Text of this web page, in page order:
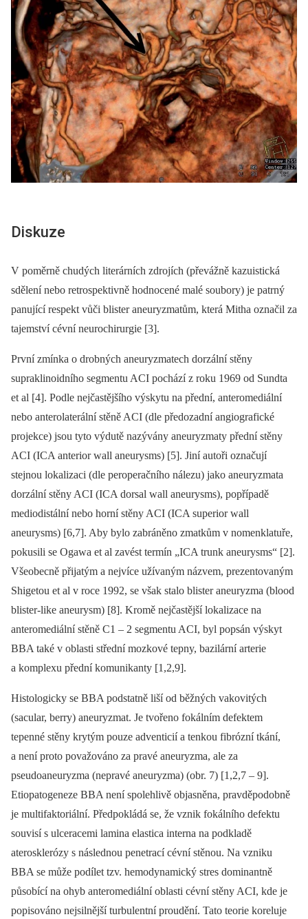
Diskuze
V poměrně chudých literárních zdrojích (převážně kazuistická
sdělení nebo retrospektivně hodnocené malé soubory) je patrný
panující respekt vůči blister aneuryzmatům, která Mitha označil za
tajemství cévní neurochirurgie [3].
První zmínka o drobných aneuryzmatech dorzální stěny
supraklinoidního segmentu ACI pochází z roku 1969 od Sundta
et al [4]. Podle nejčastějšího výskytu na přední, anteromediální
nebo anterolaterální stěně ACI (dle předozadní angiografické
projekce) jsou tyto výdutě nazývány aneuryzmaty přední stěny
ACI (ICA anterior wall aneurysms) [5]. Jiní autoři označují
stejnou lokalizaci (dle peroperačního nálezu) jako aneuryzmata
dorzální stěny ACI (ICA dorsal wall aneurysms), popřípadě
mediodistální nebo horní stěny ACI (ICA superior wall
aneurysms) [6,7]. Aby bylo zabráněno zmatkům v nomenklatuře,
pokusili se Ogawa et al zavést termín „ICA trunk aneurysms“ [2].
Všeobecně přijatým a nejvíce užívaným názvem, prezentovaným
Shigetou et al v roce 1992, se však stalo blister aneuryzma (blood
blister‑like aneurysm) [8]. Kromě nejčastější lokalizace na
anteromediální stěně C1 –⁠ 2 segmentu ACI, byl popsán výskyt
BBA také v oblasti střední mozkové tepny, bazilární arterie
a komplexu přední komunikanty [1,2,9].
Histologicky se BBA podstatně liší od běžných vakovitých
(sacular, berry) aneuryzmat. Je tvořeno fokálním defektem
tepenné stěny krytým pouze adventicií a tenkou fibrózní tkání,
a není proto považováno za pravé aneuryzma, ale za
pseudoaneuryzma (nepravé aneuryzma) (obr. 7) [1,2,7 –⁠ 9].
Etiopatogeneze BBA není spolehlivě objasněna, pravděpodobně
je multifaktoriální. Předpokládá se, že vznik fokálního defektu
souvisí s ulceracemi lamina elastica interna na podkladě
aterosklerózy s následnou penetrací cévní stěnou. Na vzniku
BBA se může podílet tzv. hemodynamický stres dominantně
působící na ohyb anteromediální oblasti cévní stěny ACI, kde je
popisováno nejsilnější turbulentní proudění. Tato teorie koreluje